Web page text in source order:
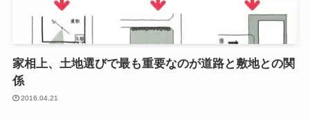
家相上、土地選びで最も重要なのが道路と敷地との関
係
2016.04.21